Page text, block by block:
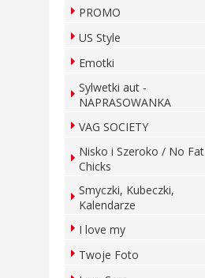
PROMO
US Style
Emotki
Sylwetki aut -
NAPRASOWANKA
VAG SOCIETY
Nisko i Szeroko / No Fat
Chicks
Smyczki, Kubeczki,
Kalendarze
I love my
Twoje Foto